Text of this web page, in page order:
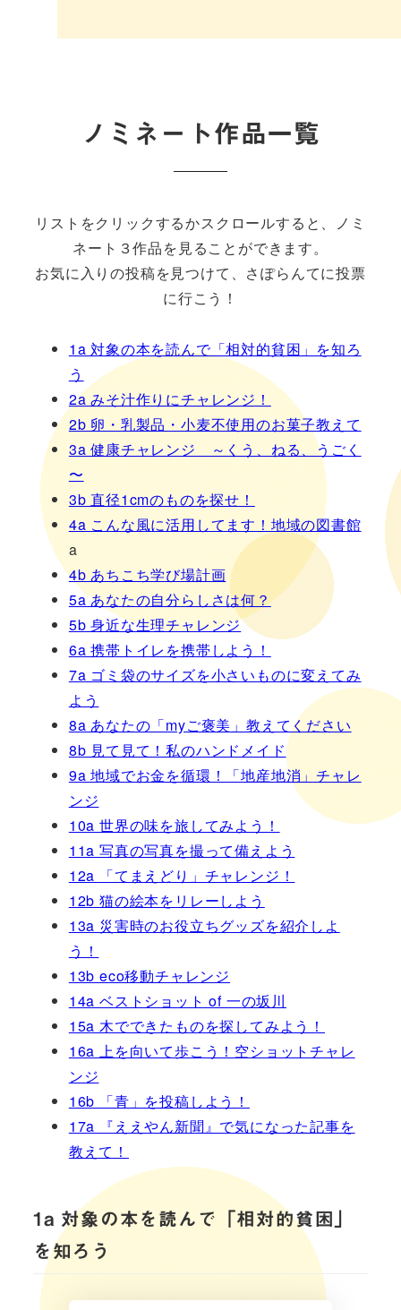
ノミネート作品一覧
リストをクリックするかスクロールすると、ノミ
ネート３作品を見ることができます。
お気に入りの投稿を見つけて、さぽらんてに投票
に行こう！
1a 対象の本を読んで「相対的貧困」を知ろ
う
2a みそ汁作りにチャレンジ！
2b 卵・乳製品・小麦不使用のお菓子教えて
3a 健康チャレンジ ～くう、ねる、うごく
〜
3b 直径1cmのものを探せ！
4a こんな風に活用してます！地域の図書館
a
4b あちこち学び場計画
5a あなたの自分らしさは何？
5b 身近な生理チャレンジ
6a 携帯トイレを携帯しよう！
7a ゴミ袋のサイズを小さいものに変えてみ
よう
8a あなたの「myご褒美」教えてください
8b 見て見て！私のハンドメイド
9a 地域でお金を循環！「地産地消」チャレ
ンジ
10a 世界の味を旅してみよう！
11a 写真の写真を撮って備えよう
12a 「てまえどり」チャレンジ！
12b 猫の絵本をリレーしよう
13a 災害時のお役立ちグッズを紹介しよ
う！
13b eco移動チャレンジ
14a ベストショット of 一の坂川
15a 木でできたものを探してみよう！
16a 上を向いて歩こう！空ショットチャレ
ンジ
16b 「青」を投稿しよう！
17a 『ええやん新聞』で気になった記事を
教えて！
1a 対象の本を読んで「相対的貧困」
を知ろう